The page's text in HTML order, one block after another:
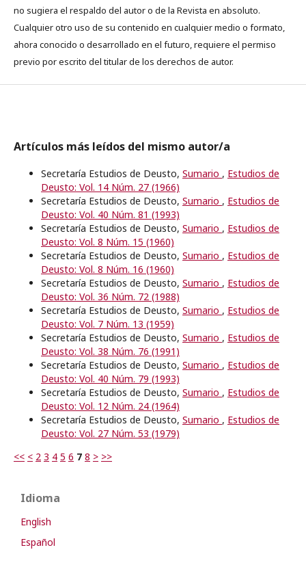
no sugiera el respaldo del autor o de la Revista en absoluto.
Cualquier otro uso de su contenido en cualquier medio o formato,
ahora conocido o desarrollado en el futuro, requiere el permiso
previo por escrito del titular de los derechos de autor.
Artículos más leídos del mismo autor/a
Secretaría Estudios de Deusto, Sumario , Estudios de
Deusto: Vol. 14 Núm. 27 (1966)
Secretaría Estudios de Deusto, Sumario , Estudios de
Deusto: Vol. 40 Núm. 81 (1993)
Secretaría Estudios de Deusto, Sumario , Estudios de
Deusto: Vol. 8 Núm. 15 (1960)
Secretaría Estudios de Deusto, Sumario , Estudios de
Deusto: Vol. 8 Núm. 16 (1960)
Secretaría Estudios de Deusto, Sumario , Estudios de
Deusto: Vol. 36 Núm. 72 (1988)
Secretaría Estudios de Deusto, Sumario , Estudios de
Deusto: Vol. 7 Núm. 13 (1959)
Secretaría Estudios de Deusto, Sumario , Estudios de
Deusto: Vol. 38 Núm. 76 (1991)
Secretaría Estudios de Deusto, Sumario , Estudios de
Deusto: Vol. 40 Núm. 79 (1993)
Secretaría Estudios de Deusto, Sumario , Estudios de
Deusto: Vol. 12 Núm. 24 (1964)
Secretaría Estudios de Deusto, Sumario , Estudios de
Deusto: Vol. 27 Núm. 53 (1979)
<< < 2 3 4 5 6 7 8 > >>
Idioma
English
Español